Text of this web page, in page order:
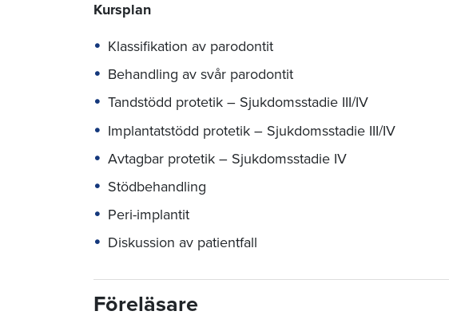
Kursplan
Klassifikation av parodontit
Behandling av svår parodontit
Tandstödd protetik – Sjukdomsstadie III/IV
Implantatstödd protetik – Sjukdomsstadie III/IV
Avtagbar protetik – Sjukdomsstadie IV
Stödbehandling
Peri-implantit
Diskussion av patientfall
Föreläsare